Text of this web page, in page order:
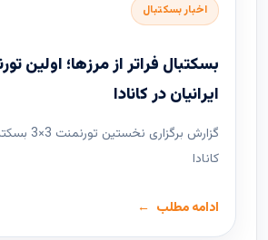
اخبار بسکتبال
ایرانیان در کانادا
گزارش
کانادا
ادامه مطلب